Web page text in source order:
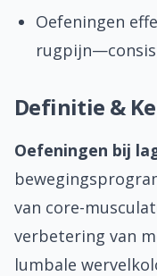
Vergoedingen
Veelgestelde vragen
Over ons
Contact
Contact
Oefeningen
Definitie &
Oefeningen bij
van core-
verbetering van
lumbale